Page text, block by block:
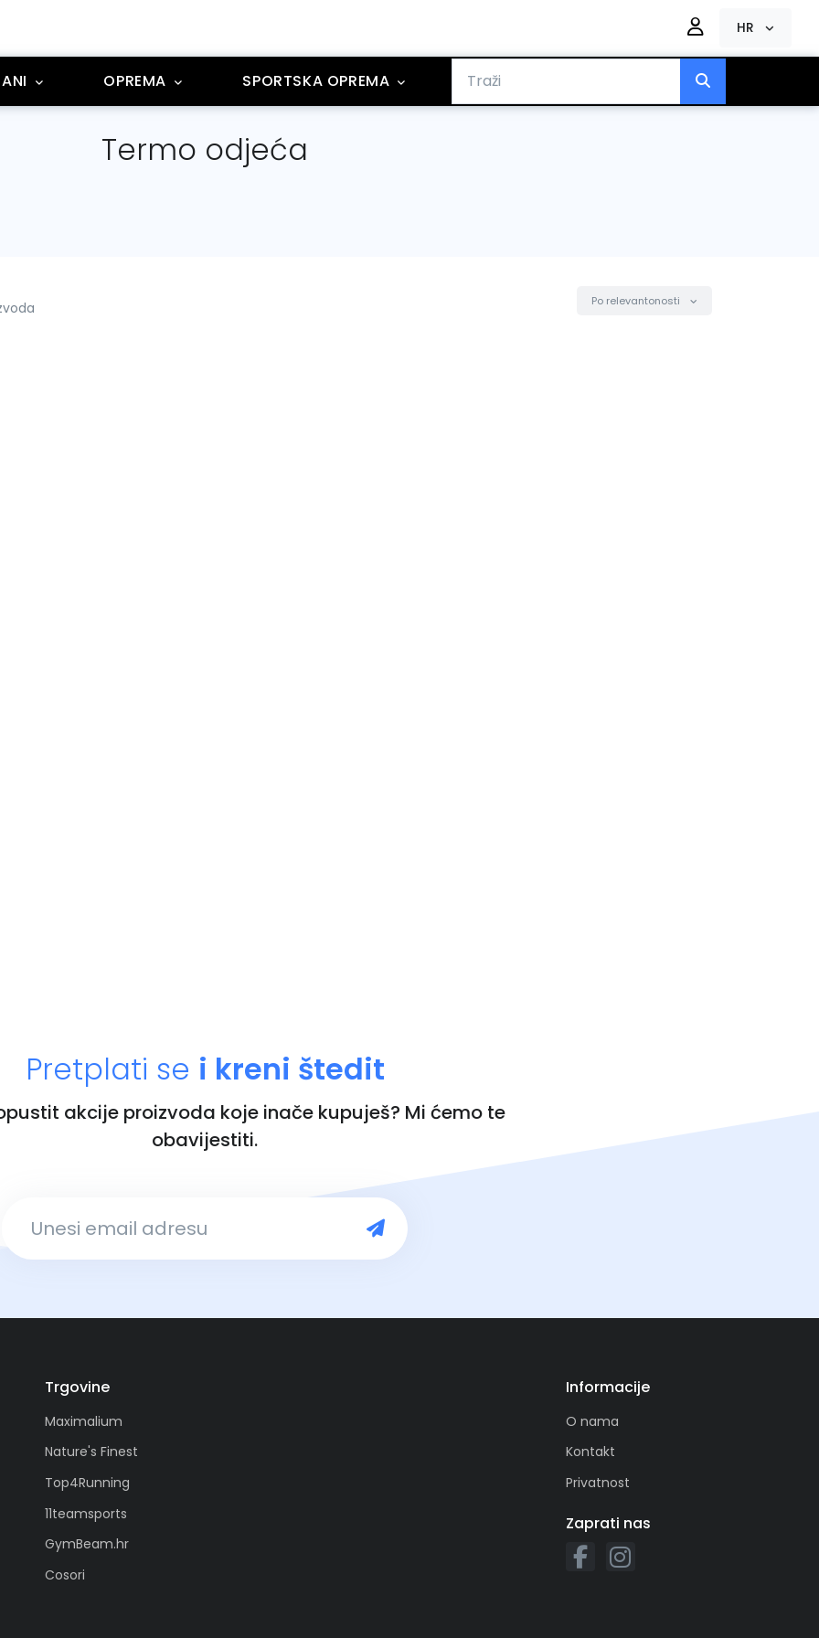
HR
OPREMA SPORTSKA OPREMA
Termo odjeća
Po relevantonosti
Pretplati se i kreni štedit
akcije proizvoda koje inače kupuješ? Mi ćemo te
obavijestiti.
Trgovine
Maximalium
Nature's Finest
Top4Running
11teamsports
GymBeam.hr
Cosori
Informacije
O nama
Kontakt
Privatnost
Zaprati nas